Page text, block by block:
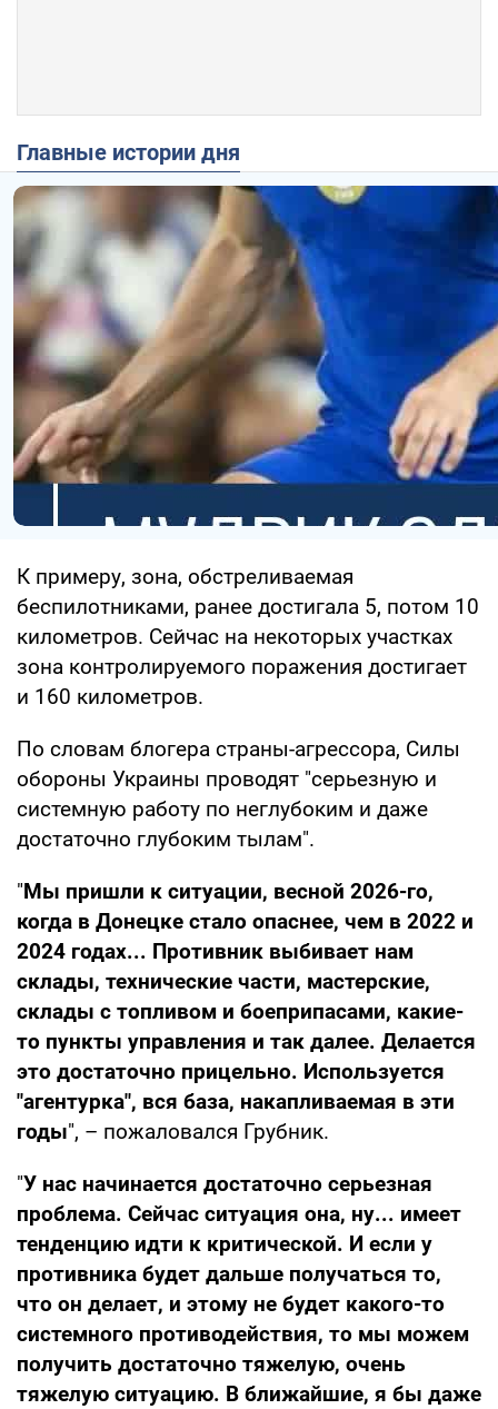
Главные истории дня
К примеру, зона, обстреливаемая
беспилотниками, ранее достигала 5, потом 10
километров. Сейчас на некоторых участках
зона контролируемого поражения достигает
и 160 километров.
По словам блогера страны-агрессора, Силы
обороны Украины проводят "серьезную и
системную работу по неглубоким и даже
достаточно глубоким тылам".
"Мы пришли к ситуации, весной 2026-го,
когда в Донецке стало опаснее, чем в 2022 и
2024 годах... Противник выбивает нам
склады, технические части, мастерские,
склады с топливом и боеприпасами, какие-
то пункты управления и так далее. Делается
это достаточно прицельно. Используется
"агентурка", вся база, накапливаемая в эти
годы", – пожаловался Грубник.
"У нас начинается достаточно серьезная
проблема. Сейчас ситуация она, ну... имеет
тенденцию идти к критической. И если у
противника будет дальше получаться то,
что он делает, и этому не будет какого-то
системного противодействия, то мы можем
получить достаточно тяжелую, очень
тяжелую ситуацию. В ближайшие, я бы даже